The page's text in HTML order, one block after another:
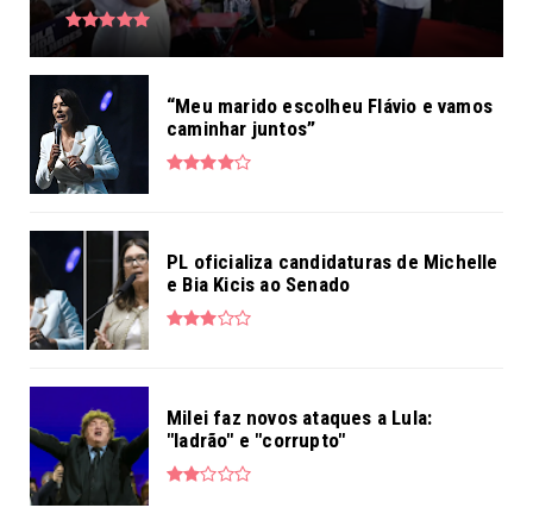
“Meu marido escolheu Flávio e vamos
caminhar juntos”
PL oficializa candidaturas de Michelle
e Bia Kicis ao Senado
Milei faz novos ataques a Lula:
"ladrão" e "corrupto"